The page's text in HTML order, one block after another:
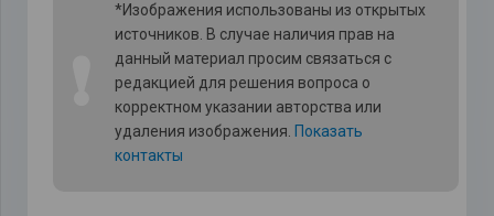
*Изображения использованы из открытых
источников. В случае наличия прав на
данный материал просим связаться с
редакцией для решения вопроса о
корректном указании авторства или
удаления изображения. Показать
контакты